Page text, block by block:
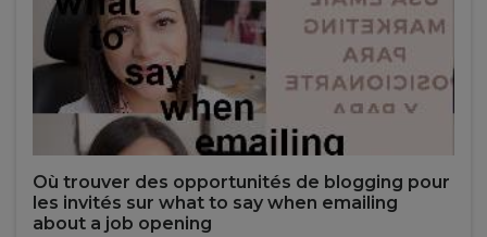
Où trouver des opportunités de blogging pour
les invités sur what to say when emailing
about a job opening